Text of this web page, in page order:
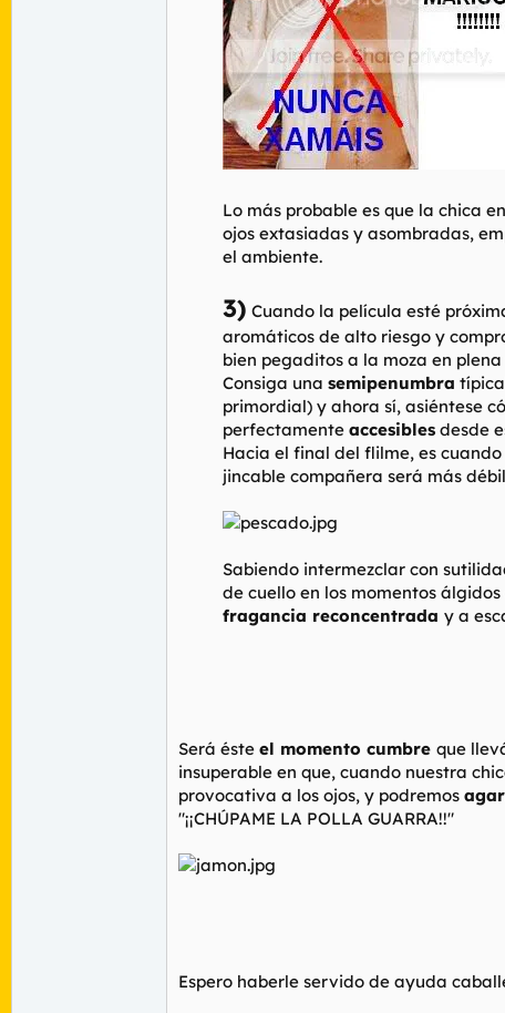
Lo más probable es que la chica
ojos extasiadas y asombradas,
el ambiente.
3) Cuando la película esté
aromáticos de alto riesgo y
bien pegaditos a la moza en
Consiga una semipenumbra
primordial) y ahora sí, asiéntese
perfectamente accesibles desde
Hacia el final del flilme, es
jincable compañera será más
Sabiendo intermezclar con
de cuello en los momentos
fragancia reconcentrada y a
Será éste el momento cumbre que
insuperable en que, cuando nuestra
provocativa a los ojos, y podremos
"¡¡CHÚPAME LA POLLA GUARRA!!"
Espero haberle servido de ayuda